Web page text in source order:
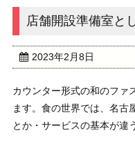
ージ運営が上手くワークし
店舗開設準備室と
2023年2月8日
カウンター形式の和のファ
ます。食の世界では、名古
とか・サービスの基本が違